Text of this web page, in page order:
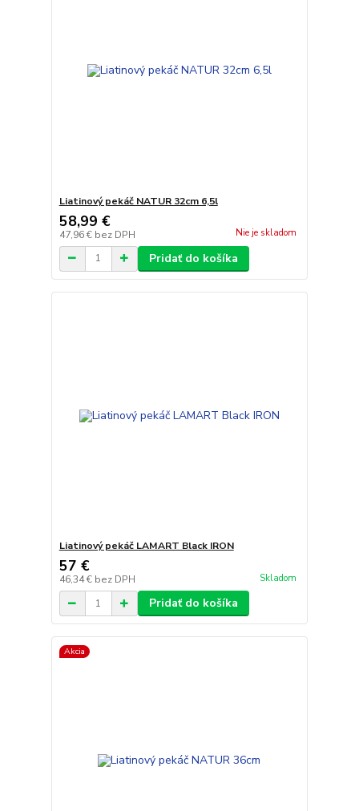
Liatinový pekáč NATUR 32cm 6,5l
58,99 €
47,96 € bez DPH Nie je skladom
Pridať do košíka
Liatinový pekáč LAMART Black IRON
57 €
46,34 € bez DPH Skladom
Pridať do košíka
Akcia